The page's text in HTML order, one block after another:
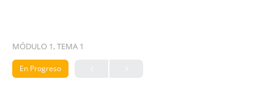
MÓDULO 1, TEMA 1
En Progreso